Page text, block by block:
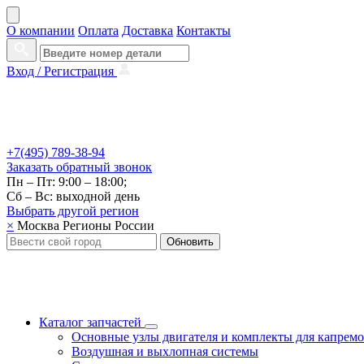
О компании Оплата Доставка Контакты
Вход /Регистрация
+7(495) 789-38-94
Заказать обратный звонок
Пн – Пт: 9:00 – 18:00;
Сб – Вс: выходной день
Выбрать другой регион
× Москва Регионы России
Обновить
Каталог запчастей
Основные узлы двигателя и комплекты для
Воздушная и выхлопная системы